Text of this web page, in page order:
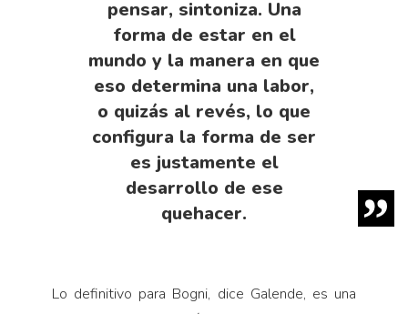
pensar, sintoniza. Una
forma de estar en el
mundo y la manera en que
eso determina una labor,
o quizás al revés, lo que
configura la forma de ser
es justamente el
desarrollo de ese
quehacer.
Lo definitivo para Bogni, dice Galende, es una